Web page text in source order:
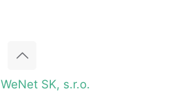
WeNet SK, s.r.o.